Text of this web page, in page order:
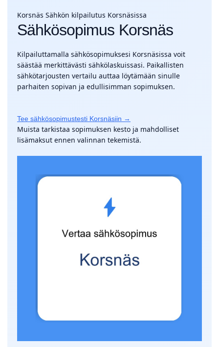
Korsnäs Sähkön kilpailutus Korsnäsissa
Sähkösopimus Korsnäs
Kilpailuttamalla sähkösopimuksesi Korsnäsissa voit
säästää merkittävästi sähkölaskuissasi. Paikallisten
sähkötarjousten vertailu auttaa löytämään sinulle
parhaiten sopivan ja edullisimman sopimuksen.
Tee sähkösopimustesti Korsnäsiin →
Muista tarkistaa sopimuksen kesto ja mahdolliset
lisämaksut ennen valinnan tekemistä.